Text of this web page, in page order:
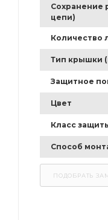
Сохранение
цепи)
Количество
Тип крышки
Защитное
Цвет
Класс
Способ